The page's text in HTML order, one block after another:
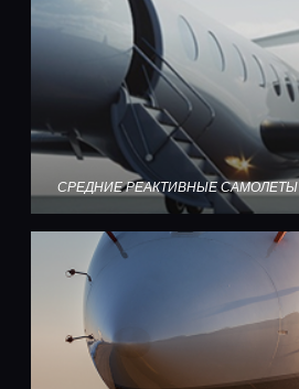
СРЕДНИЕ РЕАКТИВНЫЕ САМОЛЕТЫ